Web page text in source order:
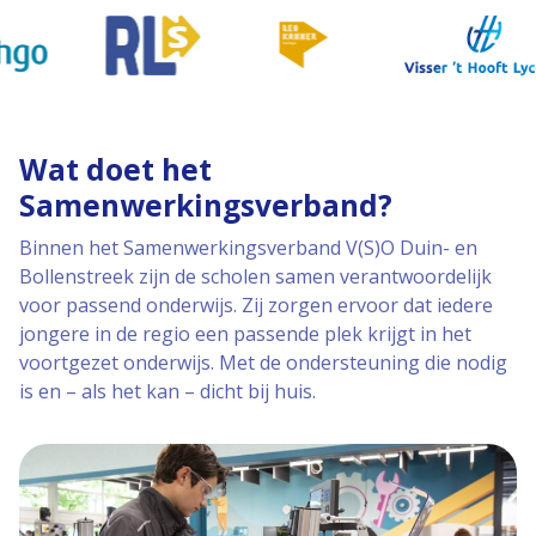
Wat doet het
Samenwerkingsverband?
Binnen het Samenwerkingsverband V(S)O Duin- en
Bollenstreek zijn de scholen samen verantwoordelijk
voor passend onderwijs. Zij zorgen ervoor dat iedere
jongere in de regio een passende plek krijgt in het
voortgezet onderwijs. Met de ondersteuning die nodig
is en – als het kan – dicht bij huis.